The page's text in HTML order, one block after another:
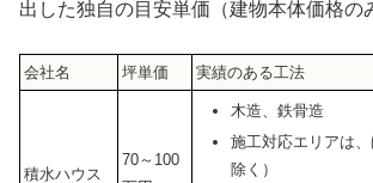
出した独自の目安単価（建物本体価格の
会社名 坪単価 実績のある工法
積水ハウス
70～100
木造、鉄骨造
施工対応エリアは
除く）